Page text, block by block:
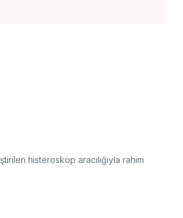
histeroskop aracılığıyla rahim